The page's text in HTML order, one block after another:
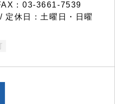
：03-3661-7539
休日：土曜日・日曜